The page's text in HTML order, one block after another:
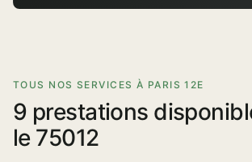
TOUS NOS SERVICES À PARIS 12E
9 prestations
le 75012